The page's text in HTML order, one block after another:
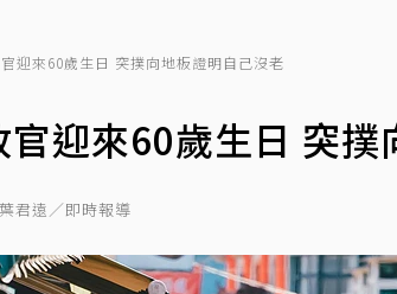
迎來60歲生日 突撲向地板證明自己沒老
迎來60歲生日 突
君遠／即時報導